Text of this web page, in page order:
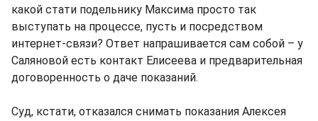
какой стати подельнику Максима просто так
выступать на процессе, пусть и посредством
интернет-связи? Ответ напрашивается сам собой – у
Саляновой есть контакт Елисеева и предварительная
договоренность о даче показаний.
Суд, кстати, отказался снимать показания Алексея